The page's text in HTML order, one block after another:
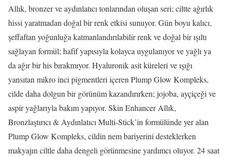
Allık, bronzer ve aydınlatıcı tonlarından oluşan seri; ciltte ağırlık
hissi yaratmadan doğal bir renk etkisi sunuyor. Gün boyu kalıcı,
şeffaftan yoğunluğa katmanlandırılabilir renk ve doğal bir ışıltı
sağlayan formül; hafif yapısıyla kolayca uygulanıyor ve yağlı ya
da ağır bir his bırakmıyor. Hyaluronik asit küreleri ve ışığı
yansıtan mikro inci pigmentleri içeren Plump Glow Kompleks,
cilde daha dolgun bir görünüm kazandırırken; jojoba, ayçiçeği ve
aspir yağlarıyla bakım yapıyor. Skin Enhancer Allık,
Bronzlaştırıcı & Aydınlatıcı Multi-Stick’in formülünde yer alan
Plump Glow Kompleks, cildin nem bariyerini desteklerken
makyajın ciltle daha dengeli görünmesine yardımcı oluyor. 24 saat